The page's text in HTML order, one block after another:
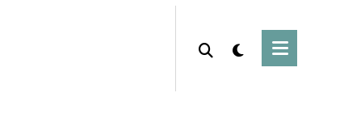
Marketing Digital
Pago no Instagram? Guia Para
Iniciantes